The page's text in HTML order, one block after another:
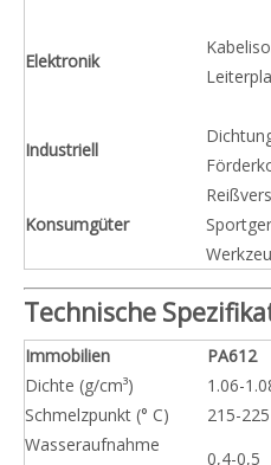
Elektronik
Industriell
Konsumgüter
Technische
Immobilien PA612
Dichte (g/cm³)
1.06-
Schmelzpunkt (° C)
215-225
Wasseraufnahme
0,4-0,5